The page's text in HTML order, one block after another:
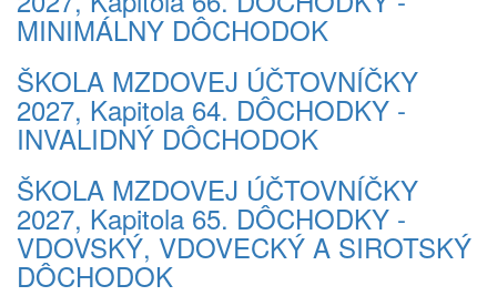
MINIMÁLNY DÔCHODOK
ŠKOLA MZDOVEJ ÚČTOVNÍČKY
2027, Kapitola 64. DÔCHODKY -
INVALIDNÝ DÔCHODOK
ŠKOLA MZDOVEJ ÚČTOVNÍČKY
2027, Kapitola 65. DÔCHODKY -
VDOVSKÝ, VDOVECKÝ A SIROTSKÝ
DÔCHODOK